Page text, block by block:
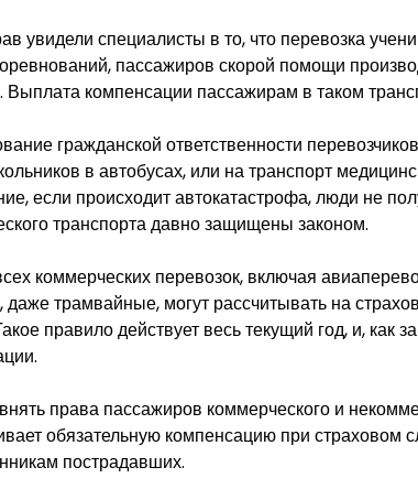
увидели специалисты в то, что перевозка
пассажиров скорой помощи
компенсации пассажирам в таком
гражданской ответственности
в автобусах, или на транспорт
если происходит автокатастрофа, люди не
транспорта давно защищены законом.
коммерческих перевозок, включая
даже трамвайные, могут рассчитывать на
правило действует весь текущий год, и, как
права пассажиров коммерческого и
обязательную компенсацию при страховом
пострадавших.